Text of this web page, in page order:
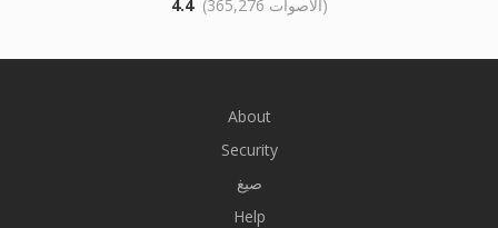
4.4 (365,276 الأصوات)
About
Security
صيغ
Help